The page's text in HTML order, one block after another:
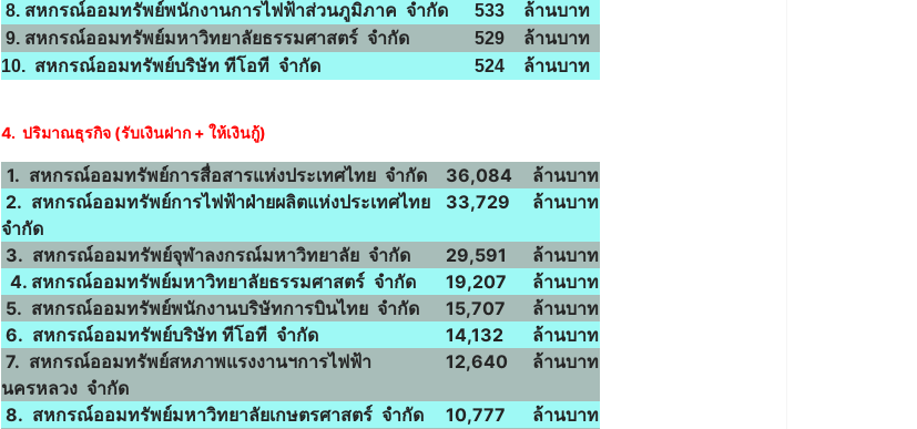
8. สหกรณ์ออมทรัพย์พนักงานการไฟฟ้าส่วนภูมิภาค จำกัด
533
ล้านบาท
9. สหกรณ์ออมทรัพย์มหาวิทยาลัยธรรมศาสตร์ จำกัด
529
ล้านบาท
10. สหกรณ์ออมทรัพย์บริษัท ทีโอที จำกัด
524 ล้านบาท
4. ปริมาณธุรกิจ (รับเงินฝาก + ให้เงินกู้)
1. สหกรณ์ออมทรัพย์การสื่อสารแห่งประเทศไทย จำกัด 36,084
ล้านบาท
2. สหกรณ์ออมทรัพย์การไฟฟ้าฝ่ายผลิตแห่งประเทศไทย
จำกัด
33,729 ล้านบาท
3. สหกรณ์ออมทรัพย์จุฬาลงกรณ์มหาวิทยาลัย จำกัด 29,591
ล้านบาท
4. สหกรณ์ออมทรัพย์มหาวิทยาลัยธรรมศาสตร์ จำกัด
19,207
ล้านบาท
5. สหกรณ์ออมทรัพย์พนักงานบริษัทการบินไทย จำกัด
15,707
ล้านบาท
6. สหกรณ์ออมทรัพย์บริษัท ทีโอที จำกัด
14,132
ล้านบาท
7. สหกรณ์ออมทรัพย์สหภาพแรงงานฯการไฟฟ้า
นครหลวง จำกัด
12,640 ล้านบาท
8. สหกรณ์ออมทรัพย์มหาวิทยาลัยเกษตรศาสตร์ จำกัด 10,777
ล้านบาท